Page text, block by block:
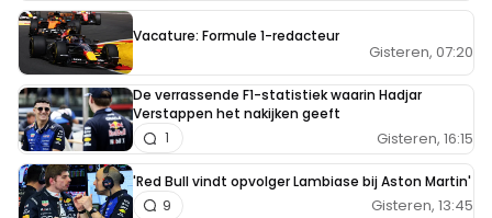
Vacature: Formule 1-redacteur
Gisteren, 07:20
De verrassende F1-statistiek waarin Hadjar
Verstappen het nakijken geeft
Gisteren, 16:15
1
'Red Bull vindt opvolger Lambiase bij Aston Martin'
Gisteren, 13:45
9